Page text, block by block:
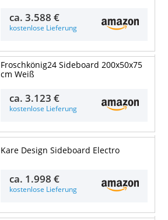
ca.3.588 €
kostenlose Lieferung
Froschkönig24 Sideboard 200x50x75
cm Weiß
ca.3.123 €
kostenlose Lieferung
Kare Design Sideboard Electro
ca. 1.998 €
kostenlose Lieferung